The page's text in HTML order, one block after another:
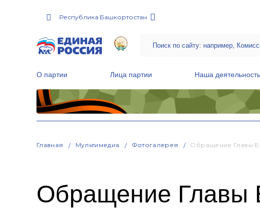
Республика Башкортостан
О партии Лица партии Наша деятельность
Главная Мультимедиа Фотогалерея Обращение Главы
Обращение Главы